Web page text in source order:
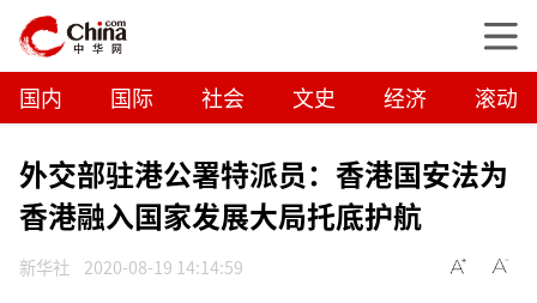
国内 国际 社会 文史 经济 滚动
外交部驻港公署特派员：香港国安法为
香港融入国家发展大局托底护航
新华社 2020-08-19 14:14:59